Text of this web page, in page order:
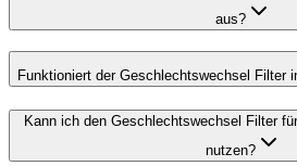
aus?
Funktioniert der Geschlechtswechsel Filter
Kann ich den Geschlechtswechsel Filter
nutzen?